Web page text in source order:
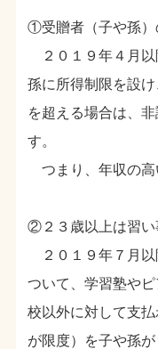
①受贈者（子や孫）
２０１９年４月以
孫に所得制限を設
を超える場合は、
す。
つまり、年収の高
②２３歳以上は習い
２０１９年７月以
ついて、学習塾や
校以外に対して支
が限度）を子や孫